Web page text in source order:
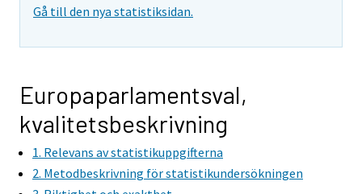
Gå till den nya statistiksidan.
Europaparlamentsval,
kvalitetsbeskrivning
1. Relevans av statistikuppgifterna
2. Metodbeskrivning för statistikundersökningen